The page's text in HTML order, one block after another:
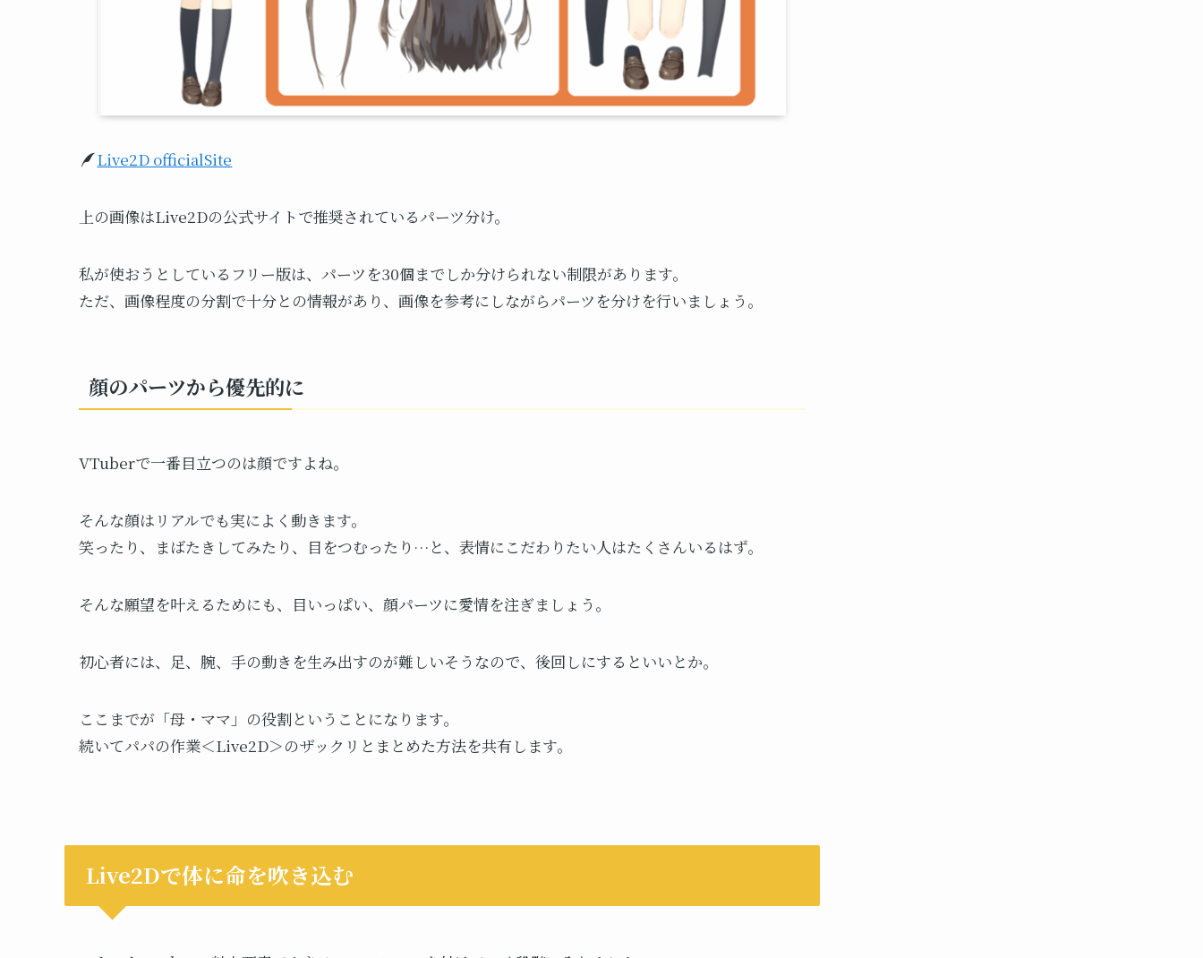
Live2D officialSite
上の画像はLive2Dの公式サイトで推奨されているパーツ分け。
私が使おうとしているフリー版は、パーツを30個までしか分けられない制限があります。
ただ、画像程度の分割で十分との情報があり、画像を参考にしながらパーツを分けを行いましょう。
顔のパーツから優先的に
VTuberで一番目立つのは顔ですよね。
そんな顔はリアルでも実によく動きます。
笑ったり、まばたきしてみたり、目をつむったり…と、表情にこだわりたい人はたくさんいるはず。
そんな願望を叶えるためにも、目いっぱい、顔パーツに愛情を注ぎましょう。
初心者には、足、腕、手の動きを生み出すのが難しいそうなので、後回しにするといいとか。
ここまでが「母・ママ」の役割ということになります。
続いてパパの作業＜Live2D＞のザックリとまとめた方法を共有します。
Live2Dで体に命を吹き込む